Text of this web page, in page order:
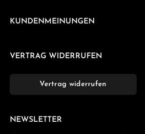
KUNDENMEINUNGEN
VERTRAG WIDERRUFEN
Vertrag widerrufen
NEWSLETTER